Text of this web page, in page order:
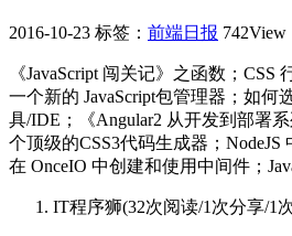
2016-10-23 标签： 前端日报 742View
《JavaScript 闯关记》之函数；CSS
一个新的 JavaScript包管理器；如何
具/IDE；《Angular2 从开发到部署
个顶级的CSS3代码生成器；NodeJS
在 OnceIO 中创建和使用中间件；
IT程序狮(32次阅读/1次分享/1